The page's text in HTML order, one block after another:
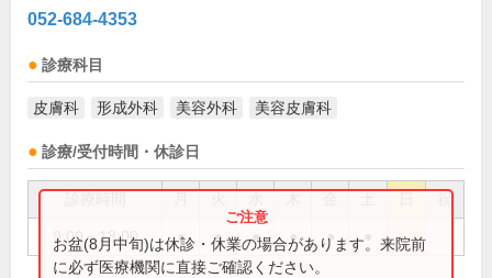
052-684-4353
診療科目
皮膚科 形成外科 美容外科 美容皮膚科
診療/受付時間・休診日
祝
9:00～18:00 ● ● ● ● ●
お盆(8月中旬)は休診・休業の場合があります。来院前
に必ず医療機関に直接ご確認ください。